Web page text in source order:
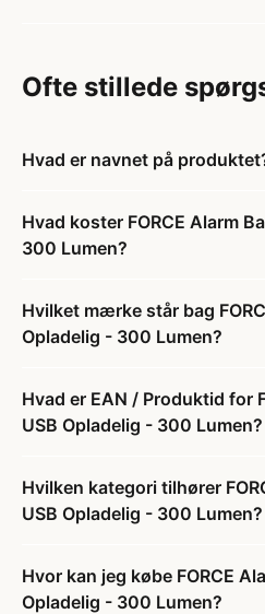
Ofte stillede
Hvad er navnet på
Hvad koster FORCE Alarm
300 Lumen?
Hvilket mærke står bag
Opladelig - 300 Lumen?
Hvad er EAN / Produktid for
USB Opladelig - 300 Lumen?
Hvilken kategori tilhører
USB Opladelig - 300 Lumen?
Hvor kan jeg købe FORCE
Opladelig - 300 Lumen?